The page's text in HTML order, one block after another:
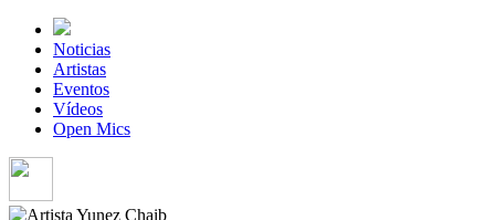
Noticias
Artistas
Eventos
Vídeos
Open Mics